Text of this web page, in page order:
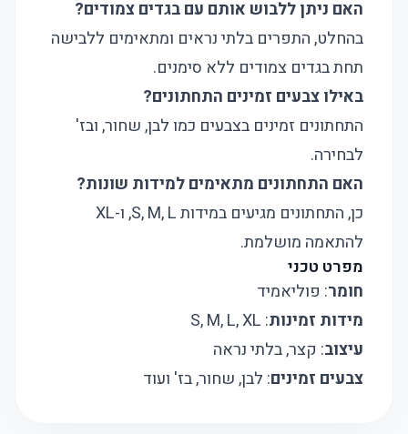
האם ניתן ללבוש אותם עם בגדים צמודים?
בהחלט, התפרים בלתי נראים ומתאימים ללבישה
תחת בגדים צמודים ללא סימנים.
באילו צבעים זמינים התחתונים?
התחתונים זמינים בצבעים כמו לבן, שחור, ובז'
לבחירה.
האם התחתונים מתאימים למידות שונות?
כן, התחתונים מגיעים במידות S, M, L, ו-XL
להתאמה מושלמת.
מפרט טכני
חומר: פוליאמיד
מידות זמינות: S, M, L, XL
עיצוב: קצר, בלתי נראה
צבעים זמינים: לבן, שחור, בז' ועוד